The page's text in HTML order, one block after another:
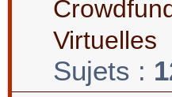
Virtuelles
Sujets :